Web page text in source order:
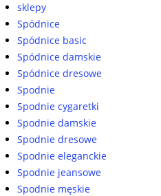
sklepy
Spódnice
Spódnice basic
Spódnice damskie
Spódnice dresowe
Spodnie
Spodnie cygaretki
Spodnie damskie
Spodnie dresowe
Spodnie eleganckie
Spodnie jeansowe
Spodnie męskie